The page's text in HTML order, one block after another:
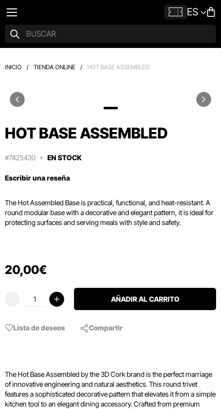
ES
INICIO / TIENDA ONLINE / HOT BASE ASSEMBLED
HOT BASE ASSEMBLED
#7425430 EN STOCK
Escribir una reseña
The Hot Assembled Base is practical, functional, and heat-resistant. A
round modular base with a decorative and elegant pattern, it is ideal for
protecting surfaces and serving meals with style and safety.
20,00€
AÑADIR AL CARRITO
Lista de deseos Compartir
The Hot Base Assembled by the 3D Cork brand is the perfect marriage
of innovative engineering and natural aesthetics. This round trivet
features a sophisticated decorative pattern that elevates it from a simple
kitchen tool to an elegant dining accessory. Crafted from premium